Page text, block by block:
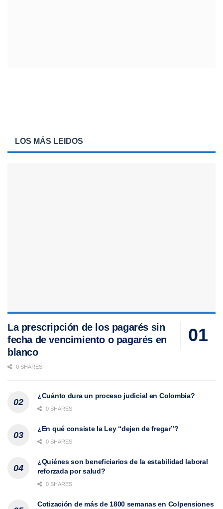
LOS MÁS LEIDOS
La prescripción de los pagarés sin
fecha de vencimiento o pagarés en
blanco
0 SHARES
¿Cuánto dura un proceso judicial en Colombia?
0 SHARES
¿En qué consiste la Ley “dejen de fregar”?
0 SHARES
¿Quiénes son beneficiarios de la estabilidad laboral
reforzada por salud?
0 SHARES
Cotización de más de 1800 semanas en Colpensiones